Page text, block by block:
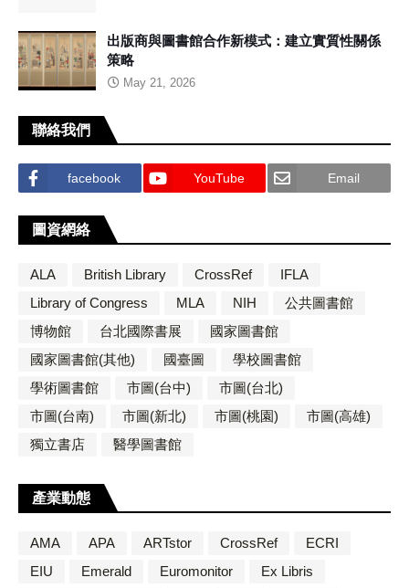
出版商與圖書館合作新模式：建立實質性關係
策略
May 21, 2026
聯絡我們
facebook YouTube Email
圖資網絡
ALA British Library CrossRef
IFLA
Library of Congress
MLA NIH
公共圖書館
博物館
台北國際書展
國家圖書館
國家圖書館(其他)
國臺圖
學校圖書館
學術圖書館
市圖(台中)
市圖(台北)
市圖(台南)
市圖(新北) 市圖(桃園)
市圖(高雄)
獨立書店
醫學圖書館
產業動態
AMA APA ARTstor CrossRef
ECRI
EIU
Emerald Euromonitor
Ex Libris